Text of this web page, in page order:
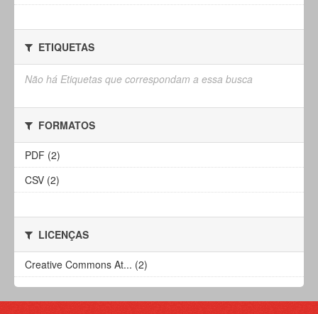
ETIQUETAS
Não há Etiquetas que correspondam a essa busca
FORMATOS
PDF (2)
CSV (2)
LICENÇAS
Creative Commons At... (2)